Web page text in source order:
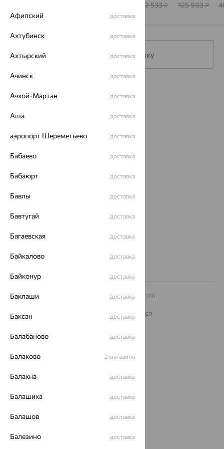
122 533₽ 125 903₽
Подписаться на рассылку
Магазины и доставка г. Липецк
ул. Зегеля, 27/2
Другие города
Заказать звонок
© ООО «Ювелирный дом «Кристалл»,2009 – 2026
На информационном ресурсе применяются
рекомендательные технологии
ОГРН 1044800168379
Разработка сайта —
Афипский доставка
Ахтубинск доставка
Ахтырский доставка
Ачинск доставка
Ачхой-Мартан доставка
Аша доставка
аэропорт Шереметьево доставка
Бабаево доставка
Бабаюрт доставка
Бавлы доставка
Бавтугай доставка
Багаевская доставка
Байкалово доставка
Байконур доставка
Баклаши доставка
Баксан доставка
Балабаново доставка
Балаково 2 магазина
Балахна доставка
Балашиха доставка
Балашов доставка
Балезино доставка